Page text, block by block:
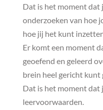
Dat is het moment
onderzoeken van hoe
hoe jij het kunt
Er komt een moment
geoefend en geleerd
brein heel gericht kunt
Dat is het moment dat
leervoorwaarden.